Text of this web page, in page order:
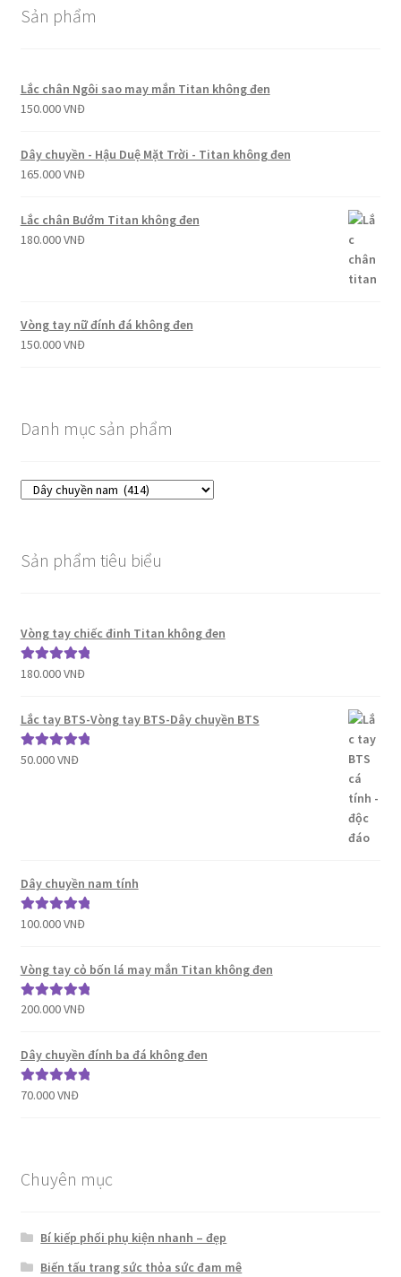
Sản phẩm
Lắc chân Ngôi sao may mắn Titan không đen
150.000VNĐ
Dây chuyền - Hậu Duệ Mặt Trời - Titan không đen
165.000VNĐ
Lắc chân Bướm Titan không đen
180.000VNĐ
Vòng tay nữ đính đá không đen
150.000VNĐ
Danh mục sản phẩm
Sản phẩm tiêu biểu
Vòng tay chiếc đinh Titan không đen
Được xếp
sao
180.000VNĐ
Lắc tay BTS-Vòng tay BTS-Dây chuyền BTS
Được xếp
50.000VNĐ
Dây chuyền nam tính
Được xếp
sao
100.000VNĐ
Vòng tay cỏ bốn lá may mắn Titan không đen
Được xếp
sao
200.000VNĐ
Dây chuyền đính ba đá không đen
Được xếp
70.000VNĐ
Chuyên mục
Bí kiếp phối phụ kiện nhanh – đẹp
Biến tấu trang sức thỏa sức đam mê